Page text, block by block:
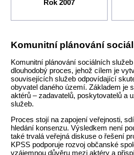
Rok 2007
Komunitní plánování
Komunitní plánování sociálních
dlouhodobý proces, jehož cílem je
souvisejících služeb odpovídající
obyvatel daného území. Základem je
aktérů – zadavatelů, poskytovatelů a
služeb.
Proces stojí na zapojení veřejnosti,
hledání konsenzu. Výsledkem není
také trvalá veřejná diskuse o řešení
KPSS podporuje rozvoj občanské
vzájemnou důvěru mezi aktéry a